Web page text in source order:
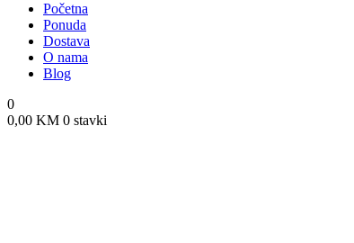
Početna
Ponuda
Dostava
O nama
Blog
0
0,00 KM 0 stavki